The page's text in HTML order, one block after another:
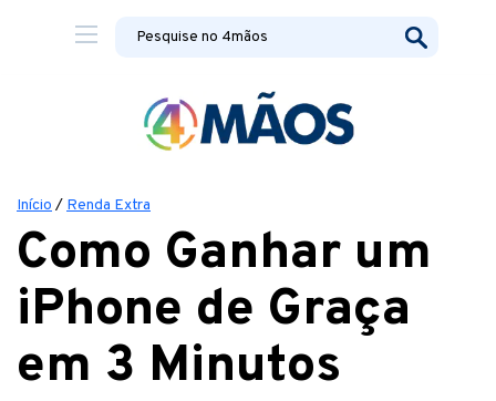
Início / Renda Extra
Como Ganhar um
iPhone de Graça
em 3 Minutos